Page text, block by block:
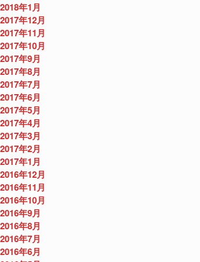
2018年1月
2017年12月
2017年11月
2017年10月
2017年9月
2017年8月
2017年7月
2017年6月
2017年5月
2017年4月
2017年3月
2017年2月
2017年1月
2016年12月
2016年11月
2016年10月
2016年9月
2016年8月
2016年7月
2016年6月